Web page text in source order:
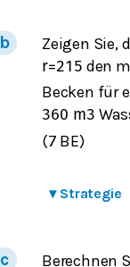
Zeigen Sie,
r=215 den
Becken für
360 m3
(7 BE)
▾ Strategie
Berechnen